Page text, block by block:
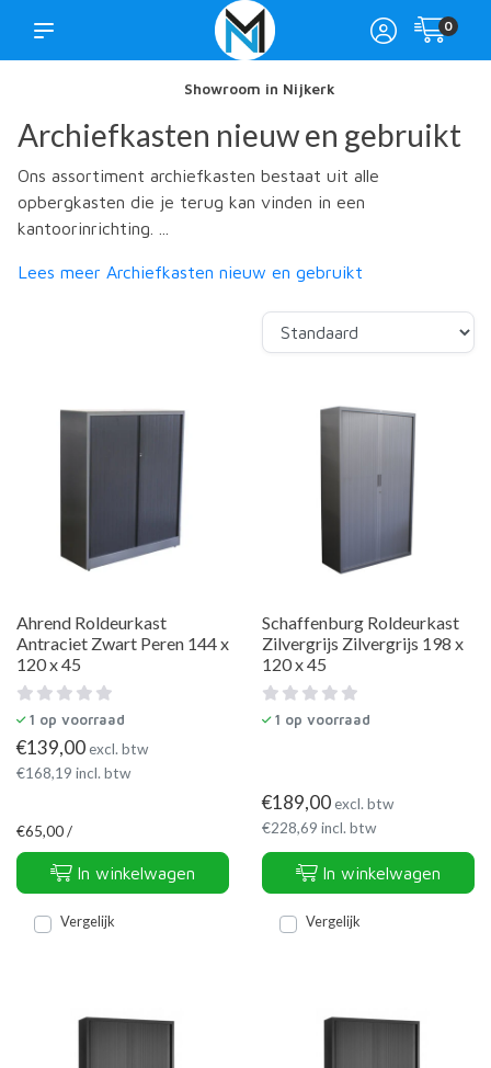
0
Showroom in Nijkerk
Archiefkasten nieuw en gebruikt
Ons assortiment archiefkasten bestaat uit alle
opbergkasten die je terug kan vinden in een
kantoorinrichting. ...
Lees meer Archiefkasten nieuw en gebruikt
Ahrend Roldeurkast
Antraciet Zwart Peren 144 x
120 x 45
1 op voorraad
€139,00excl. btw
€168,19 incl. btw
€65,00 /
In winkelwagen
Vergelijk
Schaffenburg Roldeurkast
Zilvergrijs Zilvergrijs 198 x
120 x 45
1 op voorraad
€189,00excl. btw
€228,69 incl. btw
In winkelwagen
Vergelijk